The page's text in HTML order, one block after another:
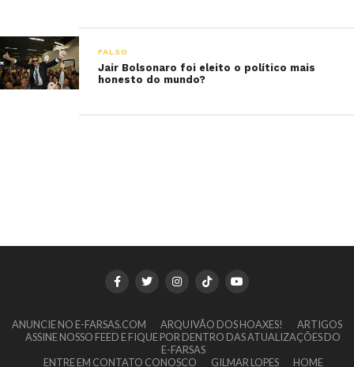
FALSO
Jair Bolsonaro foi eleito o político mais
honesto do mundo?
ANUNCIE NO E-FARSAS.COM ARQUIVÃO DOS HOAXES!
ARTIGOS
ASSINE NOSSO FEED E FIQUE POR DENTRO DAS ATUALIZAÇÕES DO
E-FARSAS
ENTRE EM CONTATO CONOSCO
GILMAR LOPES HOME